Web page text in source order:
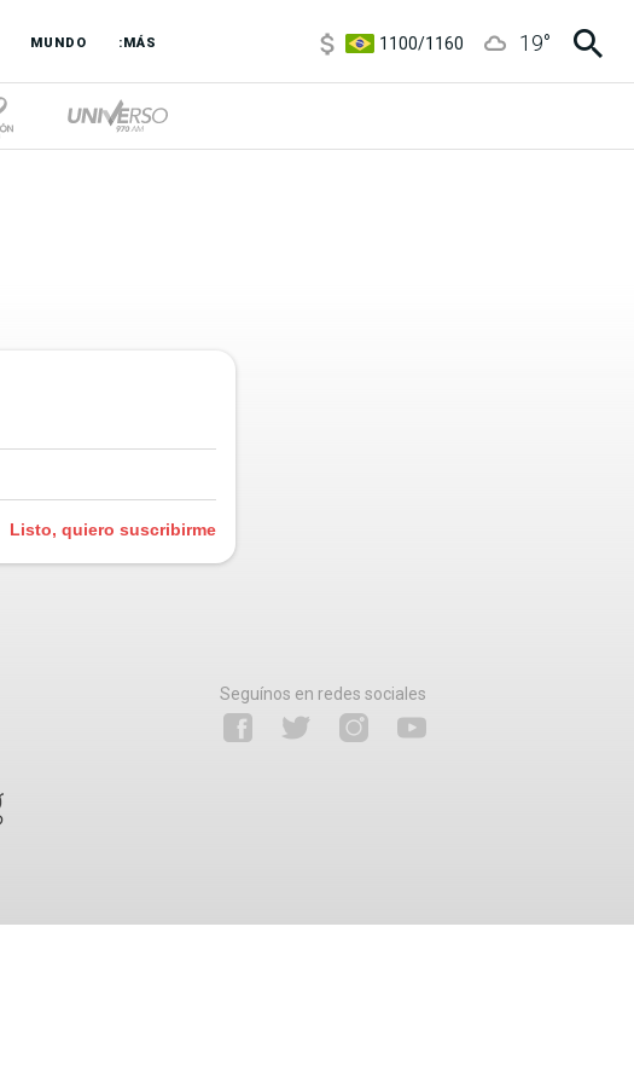
MUNDO :MÁS
1100/1160
19°
Listo, quiero suscribirme
Seguínos en redes sociales